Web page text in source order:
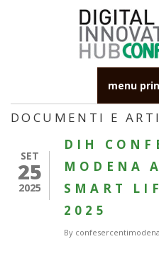
menu
DOCUMENTI E
SET
25
2025
DIH
MODENA
SMART
2025
By confesercentimodena